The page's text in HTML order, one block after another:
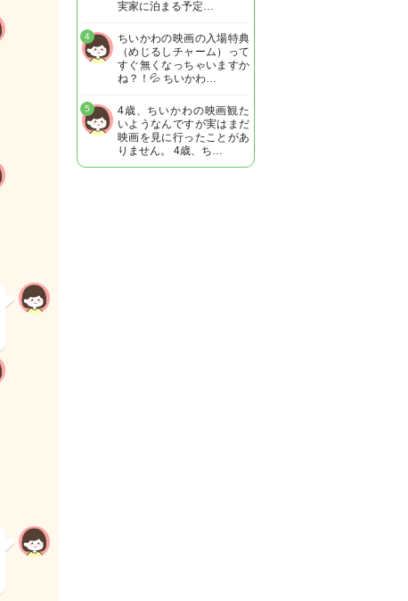
実家に泊まる予定…
ちいかわの映画の入場特典
（めじるしチャーム）って
すぐ無くなっちゃいますか
ね？！💦 ちいかわ…
4
4歳、ちいかわの映画観た
いようなんですが実はまだ
映画を見に行ったことがあ
りません。 4歳、ち…
5